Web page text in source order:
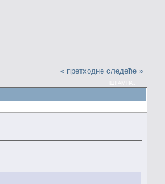
« претходне следеће »